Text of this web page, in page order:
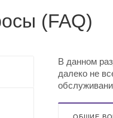
(FAQ)
В данном
далеко не